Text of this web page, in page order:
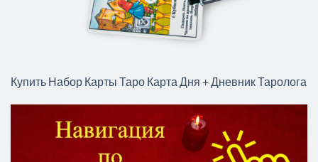
Купить Набор Карты Таро Карта Дня + Дневник Таролога